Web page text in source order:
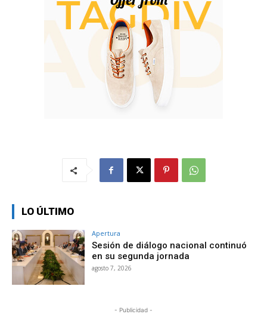
LO ÚLTIMO
Apertura
Sesión de diálogo nacional continuó
en su segunda jornada
agosto 7, 2026
- Publicidad -